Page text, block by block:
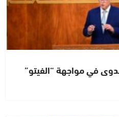
في مواجهة “الفيتو”